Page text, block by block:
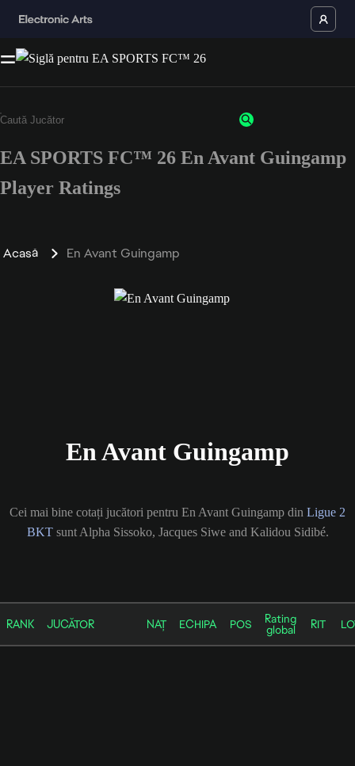
EA SPORTS FC™ 26 En Avant Guingamp
Player Ratings
Acasă En Avant Guingamp
En Avant Guingamp
Cei mai bine cotați jucători pentru En Avant Guingamp din Ligue 2
BKTsunt Alpha Sissoko, Jacques Siwe and Kalidou Sidibé.
RANK JUCĂTOR NAȚ ECHIPA POS Rating
global RIT